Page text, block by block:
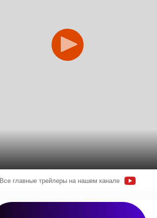
Все главные трейлеры на нашем канале